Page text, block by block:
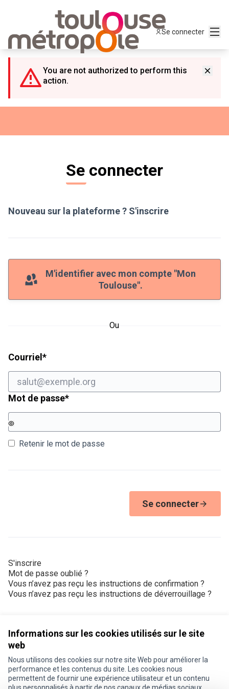
Informations sur les cookies utilisés sur le site
web
Nous utilisons des cookies sur notre site Web pour améliorer la
performance et les contenus du site. Les cookies nous
permettent de fournir une expérience utilisateur et un contenu
Se connecter
You are not authorized to perform this
action.
Se connecter
Nouveau sur la plateforme ? S'inscrire
M'identifier avec mon compte "Mon
Toulouse".
Ou
Courriel *Champ obligatoire
Mot de passe*Champ obligatoire
Retenir le mot de passe
Se connecter
S'inscrire
Mot de passe oublié ?
Vous n’avez pas reçu les instructions de confirmation ?
Vous n’avez pas reçu les instructions de déverrouillage ?
Conditions d'utilisation
Paramètres des cookies
Je participe ! sur X
Je participe ! sur Facebook
Je participe ! sur Instagram